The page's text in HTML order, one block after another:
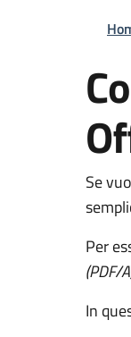
Se
Per
(PDF/
In